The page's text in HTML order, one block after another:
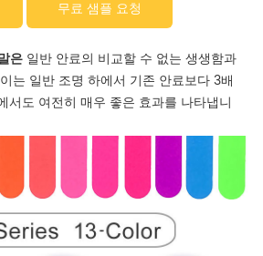
무료 샘플 요청
은 일반 안료의 비교할 수 없는 생생함과
는 일반 조명 하에서 기존 안료보다 3배
서도 여전히 매우 좋은 효과를 나타냅니